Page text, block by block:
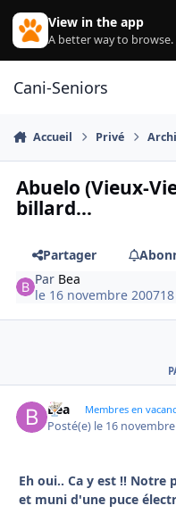
Aller au contenu
View in the app
A better way to browse.
Cani-Seniors
Accueil Privé
Abuelo (Vieux-
billard...
Partager
Par Bea
le 16 novembre 2007
Bea Membres en
Posté(e) le 16
Eh oui.. Ca y est !!
et muni d'une puce